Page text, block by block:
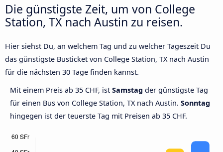
Die günstigste Zeit, um von College
Station, TX nach Austin zu reisen.
Hier siehst Du, an welchem Tag und zu welcher Tageszeit Du
das günstigste Busticket von College Station, TX nach Austin
für die nächsten 30 Tage finden kannst.
Mit einem Preis ab 35 CHF, ist Samstag der günstigste Tag
für einen Bus von College Station, TX nach Austin. Sonntag
hingegen ist der teuerste Tag mit Preisen ab 35 CHF.